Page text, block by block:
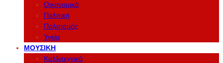
Οικονομικά
Πολιτική
Πολιτισμός
Υγεία
ΜΟΥΣΙΚΉ
Καλλιτεχνικά